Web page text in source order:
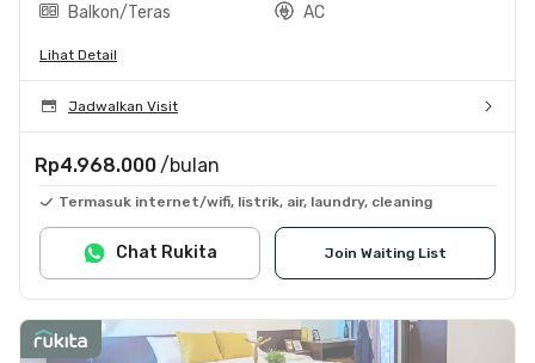
Balkon/Teras
AC
Lihat Detail
Jadwalkan Visit
Rp4.968.000 /bulan
Termasuk internet/wifi, listrik, air, laundry, cleaning
Join Waiting List
Chat Rukita